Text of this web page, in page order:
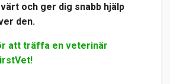
och ger dig snabb hjälp
den.
att träffa en veterinär